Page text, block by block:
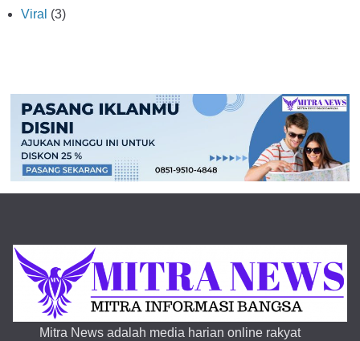
Viral (3)
Mitra News adalah media harian online rakyat